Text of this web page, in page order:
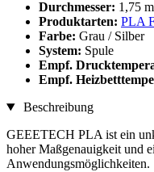
Durchmesser: 1,75
Produktarten: PLA
Farbe: Grau / Silber
System: Spule
Empf.
Empf.
Beschreibung
GEEETECH PLA ist ein
hoher Maßgenauigkeit und
Anwendungsmöglichkeiten.